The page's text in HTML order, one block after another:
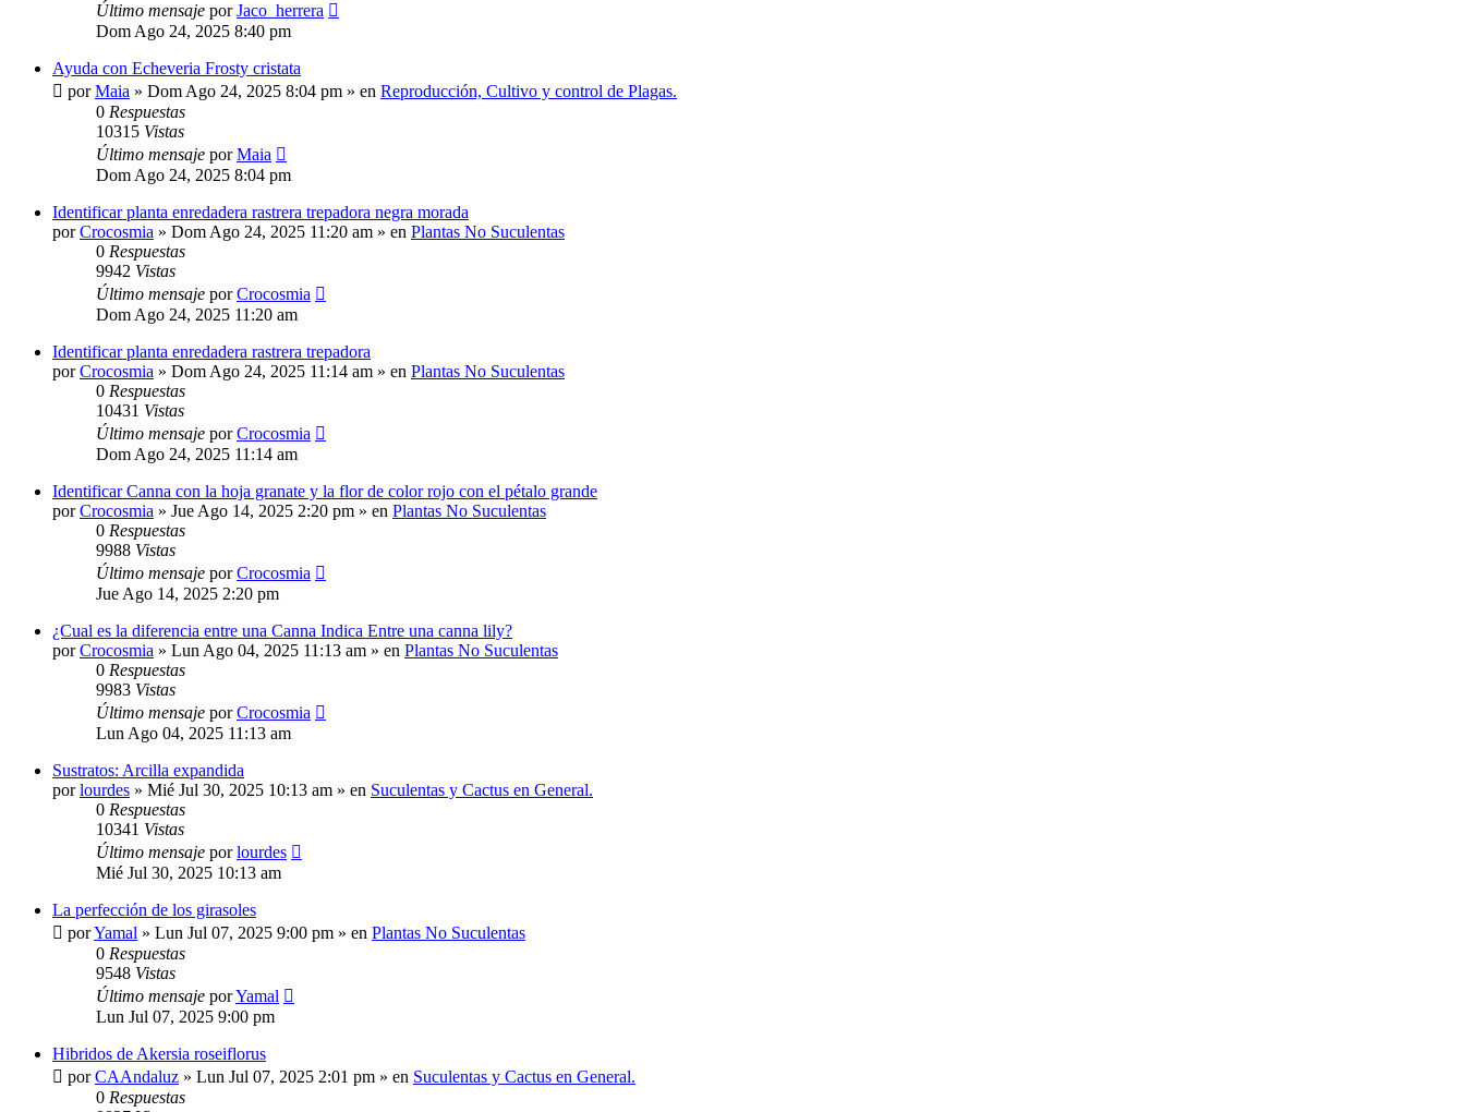
Último mensaje porJaco_herrera
Dom Ago 24, 2025 8:40 pm
Ayuda con Echeveria Frosty cristata
porMaia » Dom Ago 24, 2025 8:04 pm » en Reproducción, Cultivo y control de Plagas.
0 Respuestas
10315 Vistas
Último mensaje porMaia
Dom Ago 24, 2025 8:04 pm
Identificar planta enredadera rastrera trepadora negra morada
porCrocosmia » Dom Ago 24, 2025 11:20 am » en Plantas No Suculentas
0 Respuestas
9942 Vistas
Último mensaje porCrocosmia
Dom Ago 24, 2025 11:20 am
Identificar planta enredadera rastrera trepadora
porCrocosmia » Dom Ago 24, 2025 11:14 am » en Plantas No Suculentas
0 Respuestas
10431 Vistas
Último mensaje porCrocosmia
Dom Ago 24, 2025 11:14 am
Identificar Canna con la hoja granate y la flor de color rojo con el pétalo grande
porCrocosmia » Jue Ago 14, 2025 2:20 pm » en Plantas No Suculentas
0 Respuestas
9988 Vistas
Último mensaje porCrocosmia
Jue Ago 14, 2025 2:20 pm
¿Cual es la diferencia entre una Canna Indica Entre una canna lily?
porCrocosmia » Lun Ago 04, 2025 11:13 am » en Plantas No Suculentas
0 Respuestas
9983 Vistas
Último mensaje porCrocosmia
Lun Ago 04, 2025 11:13 am
Sustratos: Arcilla expandida
porlourdes » Mié Jul 30, 2025 10:13 am » en Suculentas y Cactus en General.
0 Respuestas
10341 Vistas
Último mensaje porlourdes
Mié Jul 30, 2025 10:13 am
La perfección de los girasoles
porYamal » Lun Jul 07, 2025 9:00 pm » en Plantas No Suculentas
0 Respuestas
9548 Vistas
Último mensaje porYamal
Lun Jul 07, 2025 9:00 pm
Hibridos de Akersia roseiflorus
porCAAndaluz » Lun Jul 07, 2025 2:01 pm » en Suculentas y Cactus en General.
0 Respuestas